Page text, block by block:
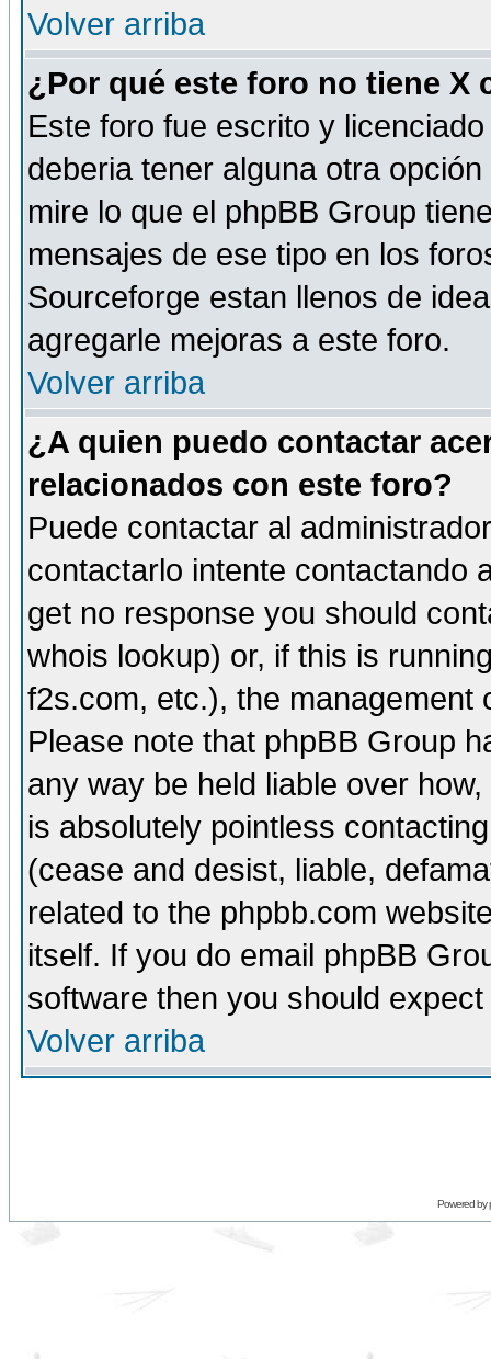
Volver arriba
¿Por qué este foro no tiene X
Este foro fue escrito y
deberia tener alguna otra
mire lo que el phpBB Group
mensajes de ese tipo en los
Sourceforge estan llenos de
agregarle mejoras a este foro.
Volver arriba
¿A quien puedo contactar
relacionados con este foro?
Puede contactar al
contactarlo intente contactando
get no response you should
whois lookup) or, if this is
f2s.com, etc.), the management
Please note that phpBB Group
any way be held liable over
is absolutely pointless
(cease and desist, liable,
related to the phpbb.com
itself. If you do email phpBB
software then you should
Volver arriba
Powered by